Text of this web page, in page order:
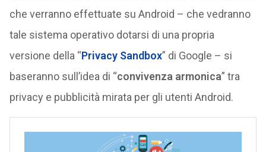
che verranno effettuate su Android – che vedranno
tale sistema operativo dotarsi di una propria
versione della “Privacy Sandbox” di Google – si
baseranno sull’idea di “convivenza armonica” tra
privacy e pubblicità mirata per gli utenti Android.